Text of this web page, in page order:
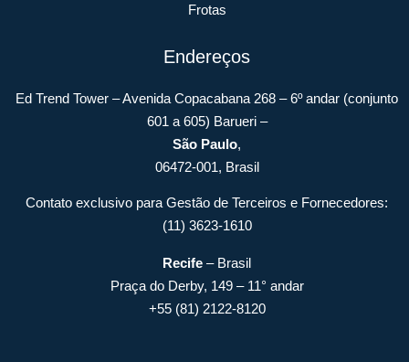
Frotas
Endereços
Ed Trend Tower – Avenida Copacabana 268 – 6º andar (conjunto
601 a 605) Barueri –
São Paulo,
06472-001, Brasil
Contato exclusivo para Gestão de Terceiros e Fornecedores:
(11) 3623-1610
Recife – Brasil
Praça do Derby, 149 – 11° andar
+55 (81) 2122-8120